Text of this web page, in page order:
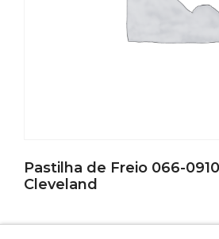
Pastilha de Freio 066-
Cleveland